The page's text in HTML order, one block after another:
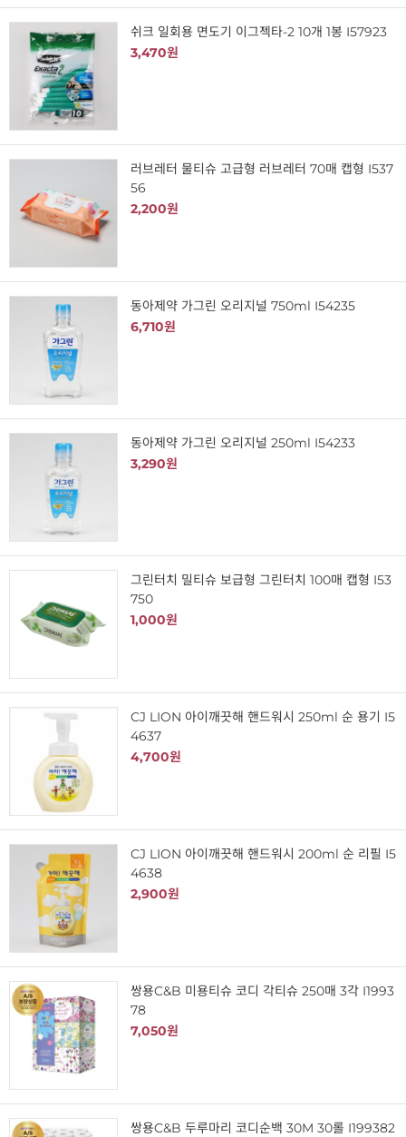
쉬크 일회용 면도기 이그젝타-2 10개 1봉 I57923
3,470원
러브레터 물티슈 고급형 러브레터 70매 캡형 I537
56
2,200원
동아제약 가그린 오리지널 750ml I54235
6,710원
동아제약 가그린 오리지널 250ml I54233
3,290원
그린터치 밀티슈 보급형 그린터치 100매 캡형 I53
750
1,000원
CJ LION 아이깨끗해 핸드워시 250ml 순 용기 I5
4637
4,700원
CJ LION 아이깨끗해 핸드워시 200ml 순 리필 I5
4638
2,900원
쌍용C&B 미용티슈 코디 각티슈 250매 3각 I1993
78
7,050원
쌍용C&B 두루마리 코디순백 30M 30롤 I199382